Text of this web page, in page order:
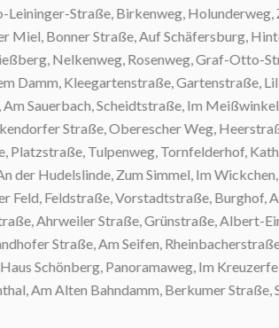
Straße, Birkenweg, Holunderweg,
Bonner Straße, Auf Schäfersburg,
Nelkenweg, Rosenweg, Graf-Otto-
Kleegartenstraße, Gartenstraße,
Sauerbach, Scheidtstraße, Im
Straße, Oberescher Weg,
Tulpenweg, Tornfelderhof,
Hudelslinde, Zum Simmel, Im
Feldstraße, Vorstadtstraße, Burghof,
Ahrweiler Straße, Grünstraße, Albert-
Straße, Am Seifen,
Schönberg, Panoramaweg, Im
Am Alten Bahndamm, Berkumer Straße,